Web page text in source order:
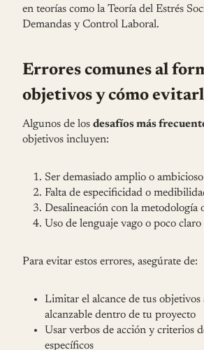
en teorías como la Teoría del Estrés
Demandas y Control Laboral.
Errores comunes al
objetivos y cómo
Algunos de los desafíos más
objetivos incluyen:
Ser demasiado amplio o ambicioso
Falta de especificidad o
Desalineación con la metodología
Uso de lenguaje vago o poco claro
Para evitar estos errores, asegúrate de:
Limitar el alcance de tus objetivos
alcanzable dentro de tu proyecto
Usar verbos de acción y criterios
específicos